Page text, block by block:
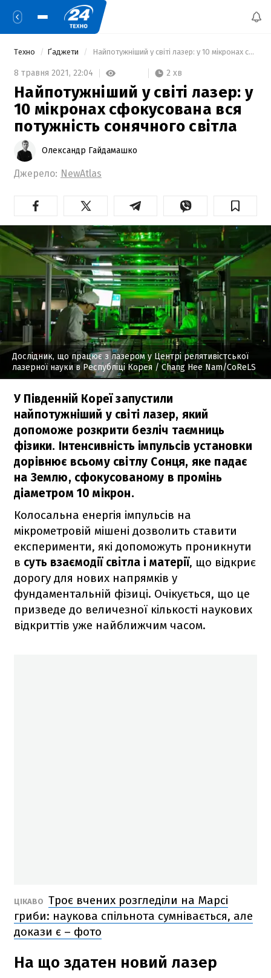
Техно Ґаджети Найпотужніший у світі лазер: у 10 мікронах сфокусована вся потужність сонячного світла
8 травня 2021, 22:04 2 хв
Найпотужніший у світі лазер: у
10 мікронах сфокусована вся
потужність сонячного світла
Олександр Гайдамашко
Джерело: NewAtlas
Дослідник, що працює з лазером у Центрі релятивістської
лазерної науки в Республіці Корея / Chang Hee Nam/CoReLS
У Південній Кореї запустили
найпотужніший у світі лазер, який
допоможе розкрити безліч таємниць
фізики. Інтенсивність імпульсів установки
дорівнює всьому світлу Сонця, яке падає
на Землю, сфокусованому в промінь
діаметром 10 мікрон.
Колосальна енергія імпульсів на
мікрометровій мішені дозволить ставити
експерименти, які допоможуть проникнути
в суть взаємодії світла і матерії, що відкриє
дорогу для нових напрямків у
фундаментальній фізиці. Очікується, що це
призведе до величезної кількості наукових
відкриттів уже найближчим часом.
ЦІКАВО Троє вчених розгледіли на Марсі
гриби: наукова спільнота сумнівається, але
докази є – фото
На що здатен новий лазер